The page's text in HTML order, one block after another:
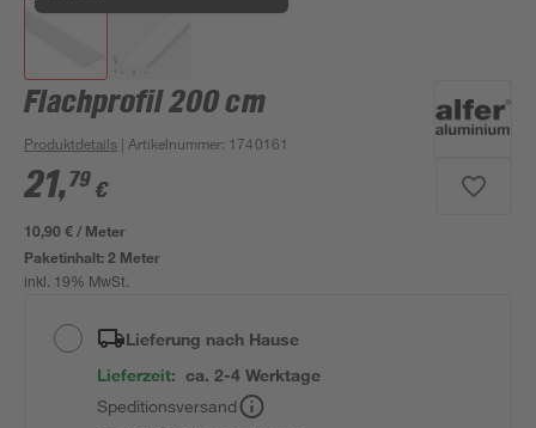
Flachprofil 200 cm
Produktdetails | Artikelnummer: 1740161
21,79 €
10,90 € / Meter
Paketinhalt:2 Meter
inkl. 19% MwSt.
Lieferung nach Hause
Lieferzeit: ca. 2-4 Werktage
Speditionsversand